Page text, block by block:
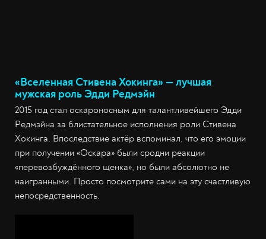
«Вселенная Стивена Хокинга» — лучшая
мужская роль Эдди Редмэйн
2015 год стал оскароносным для талантливейшего Эдди
Редмэйна за блистательное исполнения роли Стивена
Хокинга. Впоследствие актёр вспоминал, что его эмоции
при получении «Оскара» были сродни реакции
«перевозбуждённого щенка», но были абсолютно не
наигранными. Просто посмотрите сами на эту счастливую
непосредственность.